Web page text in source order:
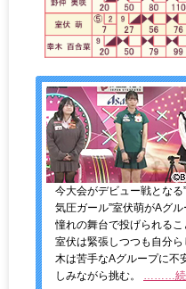
今大会がデビュー戦となる
気圧ガール”室伏萌がAグル
憧れの舞台で投げられる
室伏は緊張しつつも自分
木は苦手なAグループに不
しみながら挑む。 ………続